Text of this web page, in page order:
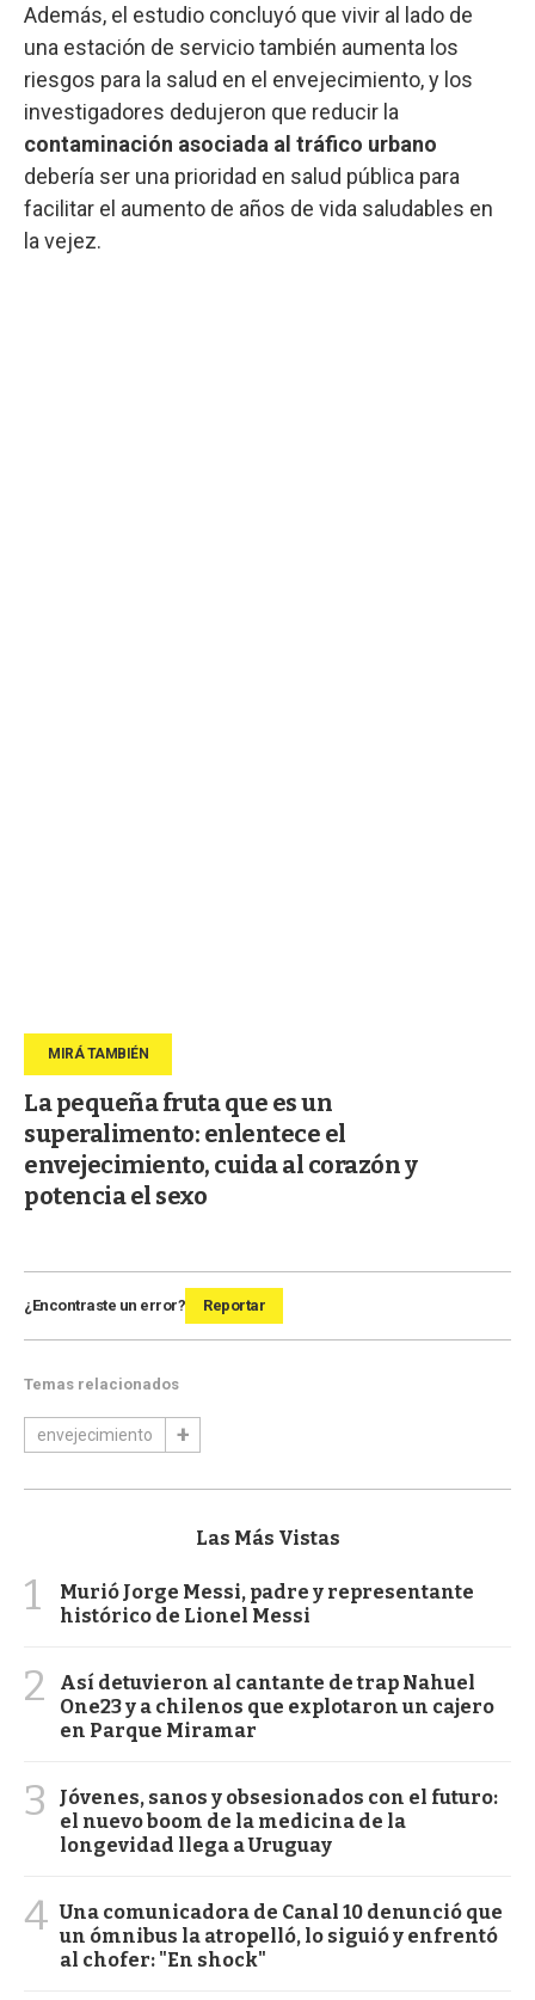
Además, el estudio concluyó que vivir al lado de
una estación de servicio también aumenta los
riesgos para la salud en el envejecimiento, y los
investigadores dedujeron que reducir la
contaminación asociada al tráfico urbano
debería ser una prioridad en salud pública para
facilitar el aumento de años de vida saludables en
la vejez.
La pequeña fruta que es un
superalimento: enlentece el
envejecimiento, cuida al corazón y
potencia el sexo
¿Encontraste un error? Reportar
Temas relacionados
envejecimiento
Las Más Vistas
1
Murió Jorge Messi, padre y representante
histórico de Lionel Messi
2
Así detuvieron al cantante de trap Nahuel
One23 y a chilenos que explotaron un cajero
en Parque Miramar
3
Jóvenes, sanos y obsesionados con el futuro:
el nuevo boom de la medicina de la
longevidad llega a Uruguay
4 Una comunicadora de Canal 10 denunció que
un ómnibus la atropelló, lo siguió y enfrentó
al chofer: "En shock"